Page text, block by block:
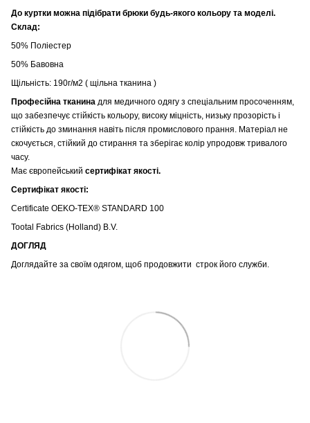
До куртки можна підібрати брюки будь-якого кольору та моделі.
Склад:
50% Поліестер
50% Бавовна
Щільність: 190г/м2 ( щільна тканина )
Професійна тканина для медичного одягу з спеціальним просоченням,
що забезпечує стійкість кольору, високу міцність, низьку прозорість і
стійкість до зминання навіть після промислового прання. Матеріал не
скочується, стійкий до стирання та зберігає колір упродовж тривалого
часу.
Має європейський сертифікат якості.
Сертифікат якості:
Certificate OEKO-TEX® STANDARD 100
Tootal Fabrics (Holland) B.V.
ДОГЛЯД
Доглядайте за своїм одягом, щоб продовжити строк його служби.